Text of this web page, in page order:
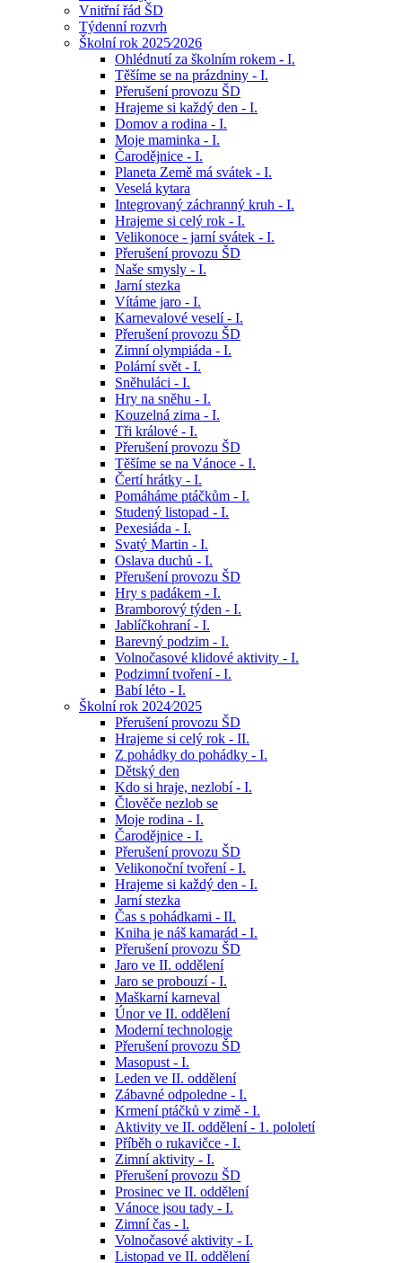
Vnitřní řád ŠD
Týdenní rozvrh
Školní rok 2025⁄2026
Ohlédnutí za školním rokem - I.
Těšíme se na prázdniny - I.
Přerušení provozu ŠD
Hrajeme si každý den - I.
Domov a rodina - I.
Moje maminka - I.
Čarodějnice - I.
Planeta Země má svátek - I.
Veselá kytara
Integrovaný záchranný kruh - I.
Hrajeme si celý rok - I.
Velikonoce - jarní svátek - I.
Přerušení provozu ŠD
Naše smysly - I.
Jarní stezka
Vítáme jaro - I.
Karnevalové veselí - I.
Přerušení provozu ŠD
Zimní olympiáda - I.
Polární svět - I.
Sněhuláci - I.
Hry na sněhu - I.
Kouzelná zima - I.
Tři králové - I.
Přerušení provozu ŠD
Těšíme se na Vánoce - I.
Čertí hrátky - I.
Pomáháme ptáčkům - I.
Studený listopad - I.
Pexesiáda - I.
Svatý Martin - I.
Oslava duchů - I.
Přerušení provozu ŠD
Hry s padákem - I.
Bramborový týden - I.
Jablíčkohraní - I.
Barevný podzim - I.
Volnočasové klidové aktivity - I.
Podzimní tvoření - I.
Babí léto - I.
Školní rok 2024⁄2025
Přerušení provozu ŠD
Hrajeme si celý rok - II.
Z pohádky do pohádky - I.
Dětský den
Kdo si hraje, nezlobí - I.
Člověče nezlob se
Moje rodina - I.
Čarodějnice - I.
Přerušení provozu ŠD
Velikonoční tvoření - I.
Hrajeme si každý den - I.
Jarní stezka
Čas s pohádkami - II.
Kniha je náš kamarád - I.
Přerušení provozu ŠD
Jaro ve II. oddělení
Jaro se probouzí - I.
Maškarní karneval
Únor ve II. oddělení
Moderní technologie
Přerušení provozu ŠD
Masopust - I.
Leden ve II. oddělení
Zábavné odpoledne - I.
Krmení ptáčků v zimě - I.
Aktivity ve II. oddělení - 1. pololetí
Příběh o rukavičce - I.
Zimní aktivity - I.
Přerušení provozu ŠD
Prosinec ve II. oddělení
Vánoce jsou tady - I.
Zimní čas - l.
Volnočasové aktivity - I.
Listopad ve II. oddělení